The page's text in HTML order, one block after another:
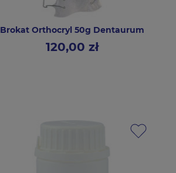
Brokat Orthocryl 50g Dentaurum
Cena
120,00 zł